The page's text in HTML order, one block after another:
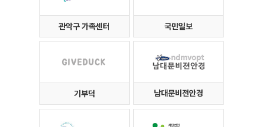
관악구 가족센터 국민일보
기부덕 남대문비전안경